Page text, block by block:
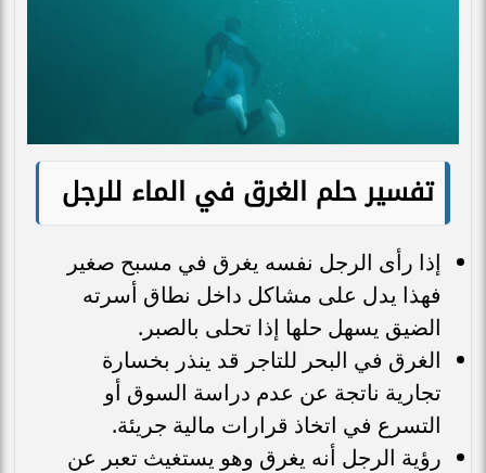
تفسير حلم الغرق في الماء للرجل
إذا رأى الرجل نفسه يغرق في مسبح صغير
فهذا يدل على مشاكل داخل نطاق أسرته
الضيق يسهل حلها إذا تحلى بالصبر.
الغرق في البحر للتاجر قد ينذر بخسارة
تجارية ناتجة عن عدم دراسة السوق أو
التسرع في اتخاذ قرارات مالية جريئة.
رؤية الرجل أنه يغرق وهو يستغيث تعبر عن